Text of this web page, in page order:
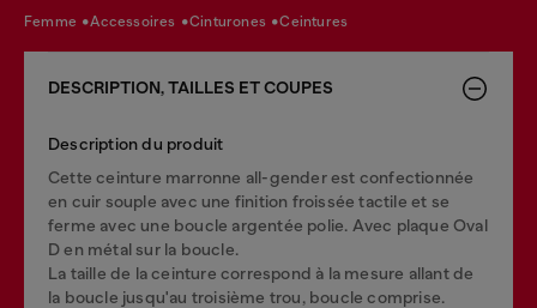
femme accessoires cinturones ceintures
DESCRIPTION, TAILLES ET COUPES
Description du produit
Cette ceinture marronne all-gender est confectionnée
en cuir souple avec une finition froissée tactile et se
ferme avec une boucle argentée polie. Avec plaque Oval
D en métal sur la boucle.
La taille de la ceinture correspond à la mesure allant de
la boucle jusqu'au troisième trou, boucle comprise.